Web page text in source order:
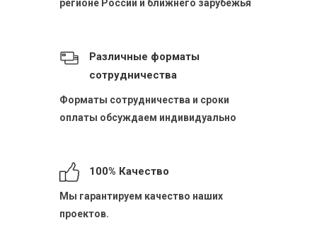
регионе России и ближнего зарубежья
Различные форматы
сотрудничества
Форматы сотрудничества и сроки
оплаты обсуждаем индивидуально
100% Качество
Мы гарантируем качество наших
проектов.